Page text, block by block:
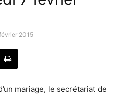
2015
mariage, le secrétariat de